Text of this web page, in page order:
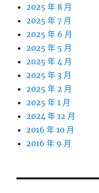
2025 年 8 月
2025 年 7 月
2025 年 6 月
2025 年 5 月
2025 年 4 月
2025 年 3 月
2025 年 2 月
2025 年 1 月
2024 年 12 月
2016 年 10 月
2016 年 9 月